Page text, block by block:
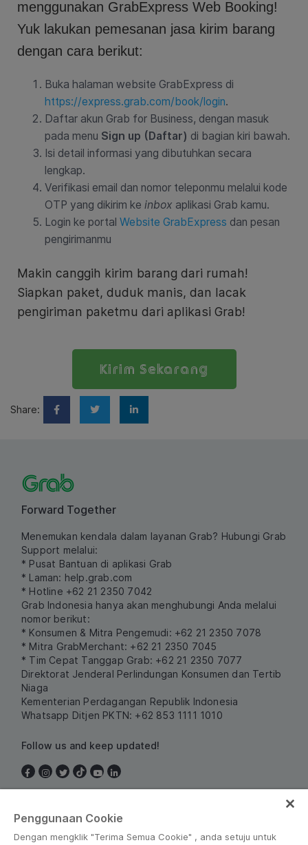
menggunakan GrabExpress Web Booking!
Yuk lakukan pemesanan jasa kirim barang
dengan cara berikut:
Buka halaman website GrabExpress di
https://express.grab.com/book/login.
Daftar akun Grab for Business, dengan masuk
pada menu Sign up (Daftar) di bagian kiri bawah.
Isi detail informasi yang dibutuhkan secara
lengkap.
Verifikasi email dan nomor teleponmu melalui kode
OTP yang dikirim ke inbox aplikasi Grab kamu.
Login ke portal Website GrabExpress dan pesan
pengirimanmu
Makin canggih kirim barang dari rumah!
Siapkan paket, duduk manis, dan lacak
pengiriman paketmu dari aplikasi Grab!
Kirim Sekarang
Share:
Forward Together
Menemukan kendala dalam layanan Grab? Hubungi Grab
Support melalui:
* Pusat Bantuan di aplikasi Grab
* Laman: help.grab.com
* Hotline +62 21 2350 7042
Grab Indonesia hanya akan menghubungi Anda melalui
nomor berikut:
* Konsumen & Mitra Pengemudi: +62 21 2350 7078
* Mitra GrabMerchant: +62 21 2350 7045
* Tim Cepat Tanggap Grab: +62 21 2350 7077
Direktorat Jenderal Perlindungan Konsumen dan Tertib
Niaga
Kementerian Perdagangan Republik Indonesia
Whatsapp Ditjen PKTN: +62 853 1111 1010
Follow us and keep updated!
Penggunaan Cookie
Dengan mengklik "Terima Semua Cookie" , anda setuju untuk